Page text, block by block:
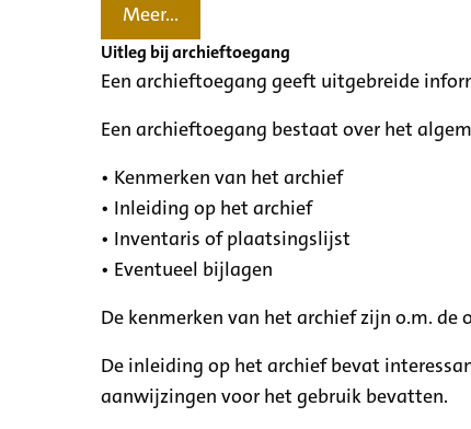
Meer...
Uitleg bij archieftoegang
Een archieftoegang geeft uitgebreide
Een archieftoegang bestaat over het
• Kenmerken van het archief
• Inleiding op het archief
• Inventaris of plaatsingslijst
• Eventueel bijlagen
De kenmerken van het archief zijn o.m.
De inleiding op het archief bevat
aanwijzingen voor het gebruik bevatten.